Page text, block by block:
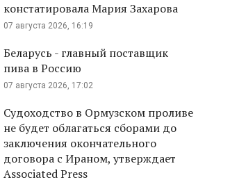
констатировала Мария Захарова
07 августа 2026, 16:19
Беларусь - главный поставщик
пива в Россию
07 августа 2026, 17:02
Судоходство в Ормузском проливе
не будет облагаться сборами до
заключения окончательного
договора с Ираном, утверждает
Associated Press